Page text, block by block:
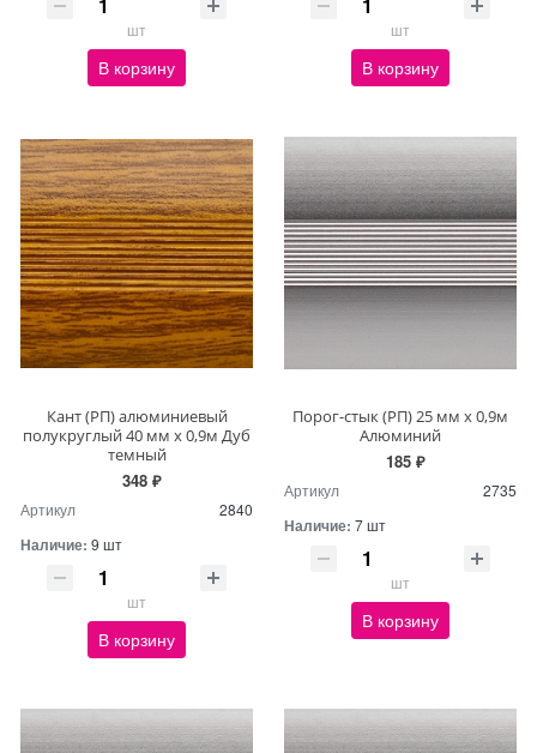
шт
В корзину
шт
В корзину
Кант (РП) алюминиевый
полукруглый 40 мм х 0,9м Дуб
темный
348 ₽
Артикул 2840
Наличие: 9 шт
шт
В корзину
Порог-стык (РП) 25 мм х 0,9м
Алюминий
185 ₽
Артикул 2735
Наличие: 7 шт
шт
В корзину